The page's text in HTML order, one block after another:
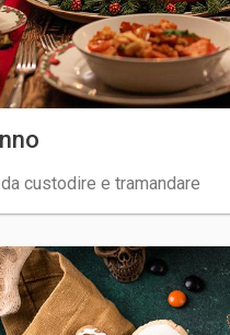
custodire e tramandare